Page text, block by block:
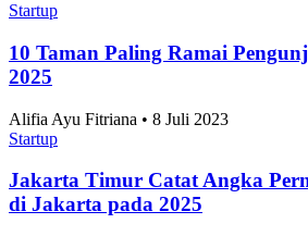
Startup
10 Taman Paling Ramai
2025
Alifia Ayu Fitriana • 8 Juli 2023
Startup
Jakarta Timur Catat Angka
di Jakarta pada 2025